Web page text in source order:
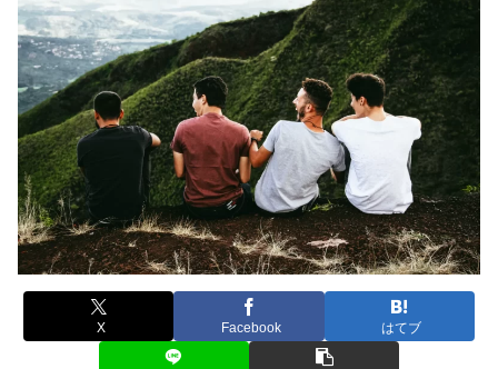
X Facebook はてブ